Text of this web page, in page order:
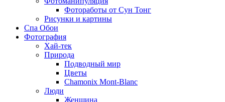
Фотоработы от Сун Тонг
Рисунки и картины
Спа Обои
Фотография
Хай-тек
Природа
Подводный мир
Цветы
Chamonix Mont-Blanc
Люди
Женщина